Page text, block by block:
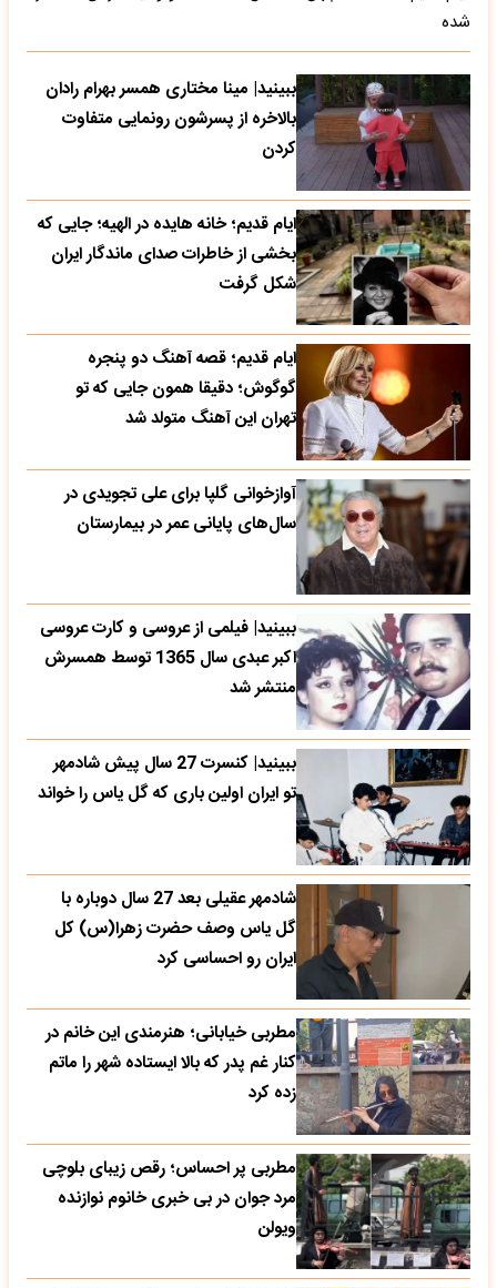
شده
ببینید| مینا مختاری همسر بهرام رادان
بالاخره از پسرشون رونمایی متفاوت
کردن
ایام قدیم؛ خانه هایده در الهیه؛ جایی که
بخشی از خاطرات صدای ماندگار ایران
شکل گرفت
ایام قدیم؛ قصه آهنگ دو پنجره
گوگوش؛ دقیقا همون جایی که تو
تهران این آهنگ متولد شد
آوازخوانی گلپا برای علی تجویدی در
سال‌های پایانی عمر در بیمارستان
ببینید| فیلمی از عروسی و کارت عروسی
اکبر عبدی سال 1365 توسط همسرش
منتشر شد
ببینید| کنسرت 27 سال پیش شادمهر
تو ایران اولین باری که گل یاس را خواند
شادمهر عقیلی بعد 27 سال دوباره با
گل یاس وصف حضرت زهرا(س) کل
ایران رو احساسی کرد
مطربی خیابانی؛ هنرمندی این خانم در
کنار غم پدر که بالا ایستاده شهر را ماتم
زده کرد
مطربی پر احساس؛ رقص زیبای بلوچی
مرد جوان در بی خبری خانوم نوازنده
ویولن